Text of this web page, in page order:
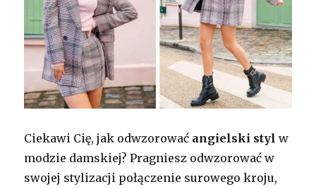
Ciekawi Cię, jak odwzorować angielski styl w
modzie damskiej? Pragniesz odwzorować w
swojej stylizacji połączenie surowego kroju,